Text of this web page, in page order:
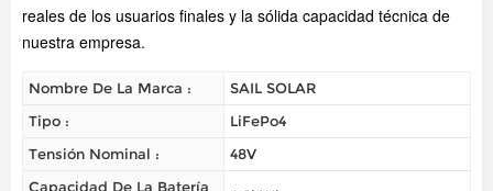
reales de los usuarios finales y la sólida capacidad técnica de
nuestra empresa.
Nombre De La Marca :
SAIL SOLAR
Tipo :
LiFePo4
Tensión Nominal :
48V
Capacidad De La Batería